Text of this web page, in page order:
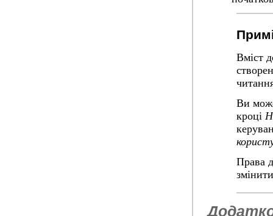
Вміст
Ви
кроці
Права